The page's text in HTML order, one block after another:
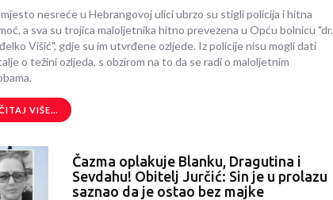
nesreće u Hebrangovoj ulici ubrzo su stigli policija i hitna
a sva su trojica maloljetnika hitno prevezena u Opću bolnicu "dr.
Višić", gdje su im utvrđene ozljede. Iz policije nisu mogli dati
o težini ozljeda, s obzirom na to da se radi o maloljetnim
VIŠE...
Čazma oplakuje Blanku, Dragutina i
Sevdahu! Obitelj Jurčić: Sin je u prolazu
saznao da je ostao bez majke